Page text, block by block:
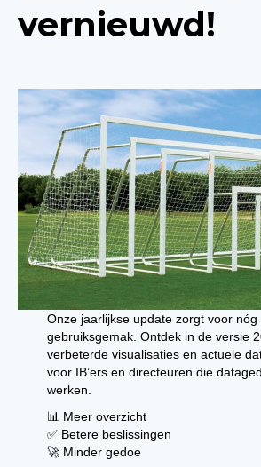
vernieuwd!
Onze jaarlijkse update zorgt voor
gebruiksgemak. Ontdek in de versie
verbeterde visualisaties en actuele
voor IB’ers en directeuren die
werken.
📊 Meer overzicht
✅ Betere beslissingen
🚀 Minder gedoe